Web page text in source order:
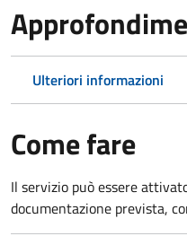
Ulteriori informazioni
Come fare
Il servizio può essere
documentazione prevista,